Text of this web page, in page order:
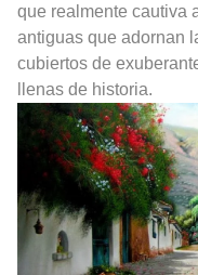
que realmente cautiva
antiguas que adornan
cubiertos de
llenas de historia.